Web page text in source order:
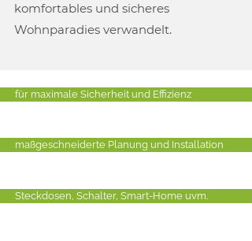
komfortables und sicheres
Wohnparadies verwandelt.
für maximale Sicherheit und Effizienz
maßgeschneiderte Planung und Installation
Steckdosen, Schalter, Smart-Home uvm.